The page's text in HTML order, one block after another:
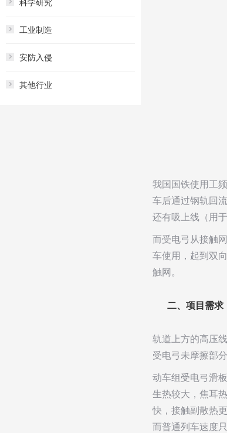
我国国铁使用工
车后通过钢轨回
还有吸上线（用
而受电弓从接触
车使用，起到双
触网。
二、项目需求
轨道上方的高压
受电弓未摩擦部
动车组受电弓滑
生热较大，焦耳
快，接触副散热
而普通列车速度
科学研究
工业制造
安防入侵
其他行业